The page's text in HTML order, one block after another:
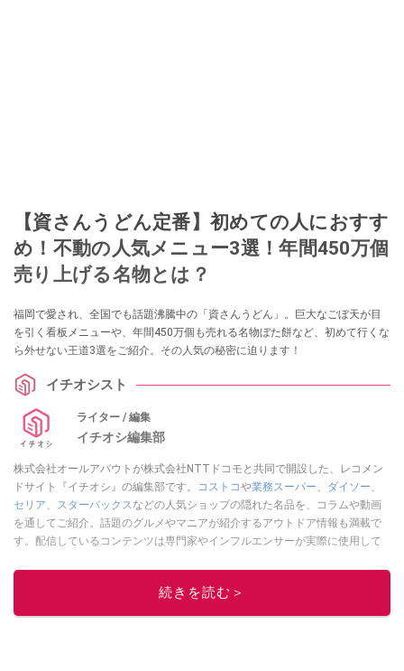
【資さんうどん定番】初めての人におすす
め！不動の人気メニュー3選！年間450万個
売り上げる名物とは？
福岡で愛され、全国でも話題沸騰中の「資さんうどん」。巨大なごぼ天が目
を引く看板メニューや、年間450万個も売れる名物ぼた餅など、初めて行くな
ら外せない王道3選をご紹介。その人気の秘密に迫ります！
イチオシスト
ライター / 編集
イチオシ編集部
株式会社オールアバウトが株式会社NTTドコモと共同で開設した、レコメン
ドサイト『イチオシ』の編集部です。
コストコや業務スーパー、 ダイソー、
セリア、 スターバックスなどの人気ショップの隠れた名品を、コラムや動画
を通してご紹介。話題のグルメやマニアが紹介するアウトドア情報も満載で
す。配信しているコンテンツは専門家やインフルエンサーが実際に使用して
ニュースでフォロー
続きを読む＞